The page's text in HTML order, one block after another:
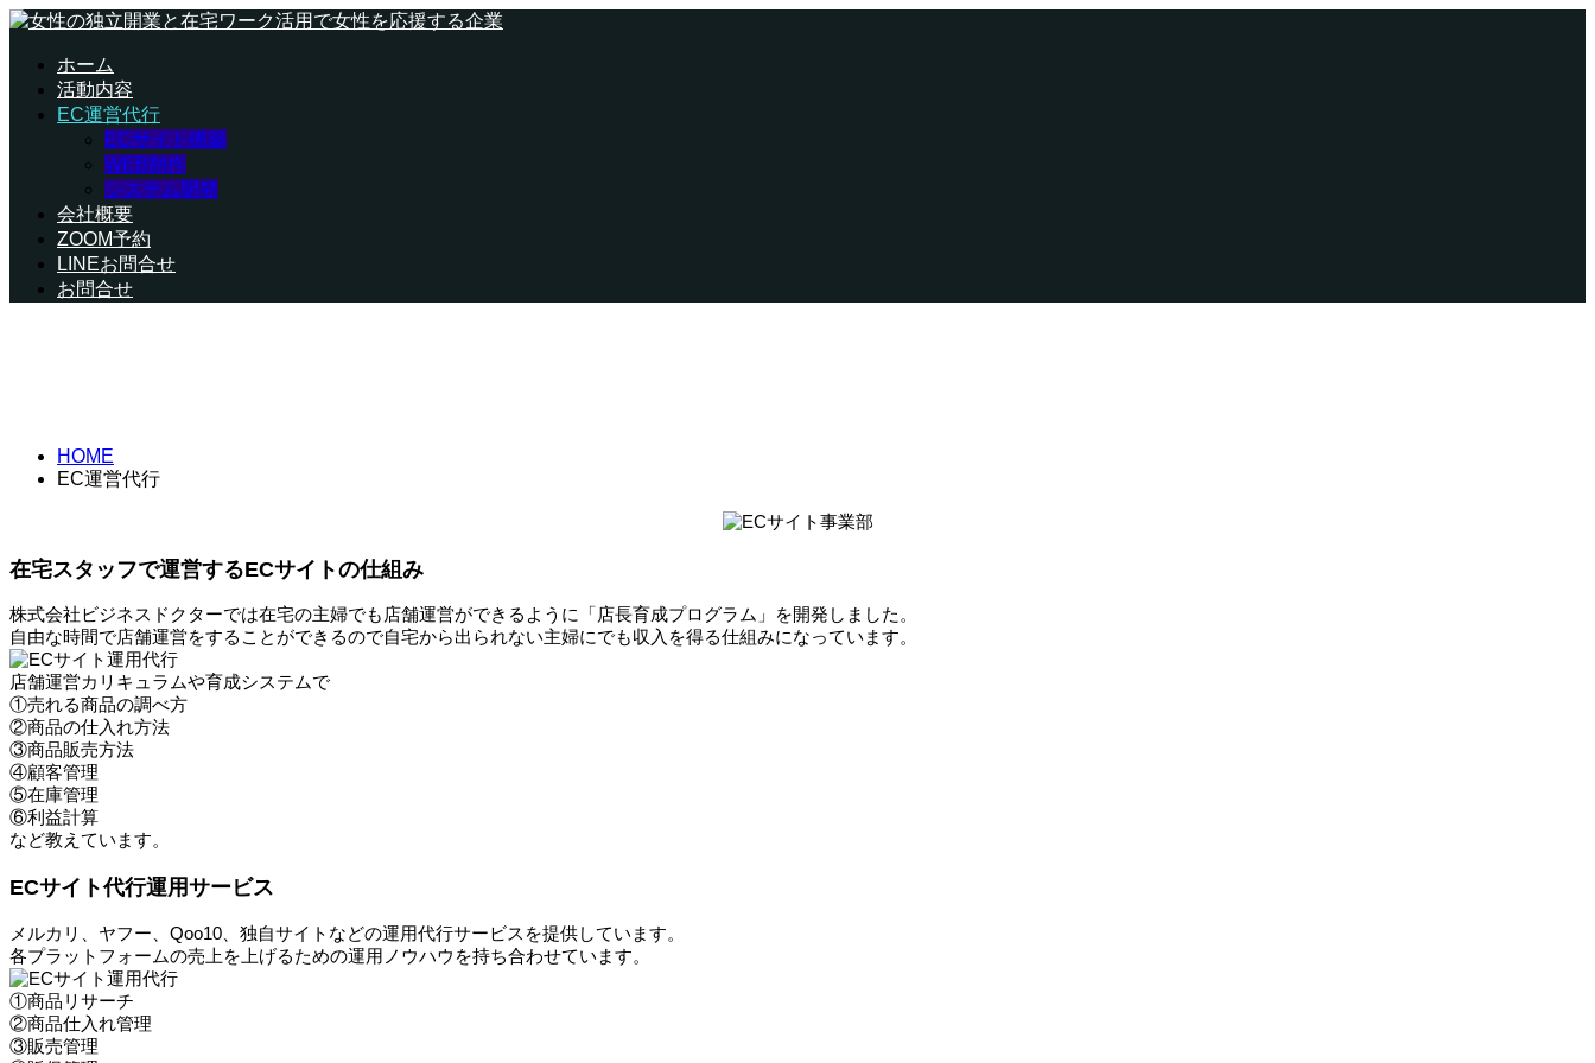
ホーム
活動内容
EC運営代行
ECサイト構築
WEB制作
システム開発
会社概要
ZOOM予約
LINEお問合せ
お問合せ
HOME
EC運営代行
在宅スタッフで運営するECサイトの仕組み
株式会社ビジネスドクターでは在宅の主婦でも店舗運営ができるように「店長育成プログラム」を開発しました。
自由な時間で店舗運営をすることができるので自宅から出られない主婦にでも収入を得る仕組みになっています。
店舗運営カリキュラムや育成システムで
①売れる商品の調べ方
②商品の仕入れ方法
③商品販売方法
④顧客管理
⑤在庫管理
⑥利益計算
など教えています。
ECサイト代行運用サービス
メルカリ、ヤフー、Qoo10、独自サイトなどの運用代行サービスを提供しています。
各プラットフォームの売上を上げるための運用ノウハウを持ち合わせています。
①商品リサーチ
②商品仕入れ管理
③販売管理